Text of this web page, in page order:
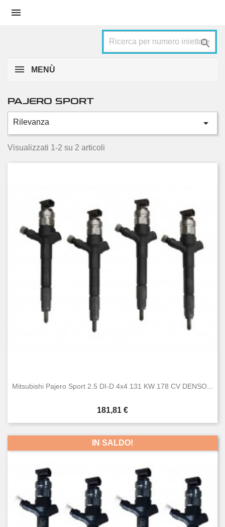


MENÙ
2.5 DI-D 4x4 2
PAJERO SPORT
Rilevanza 
Visualizzati 1-2 su 2 articoli
Mitsubishi Pajero Sport 2.5 DI-D 4x4 131 KW 178 CV DENSO...
Prezzo
181,81 €
IN SALDO!